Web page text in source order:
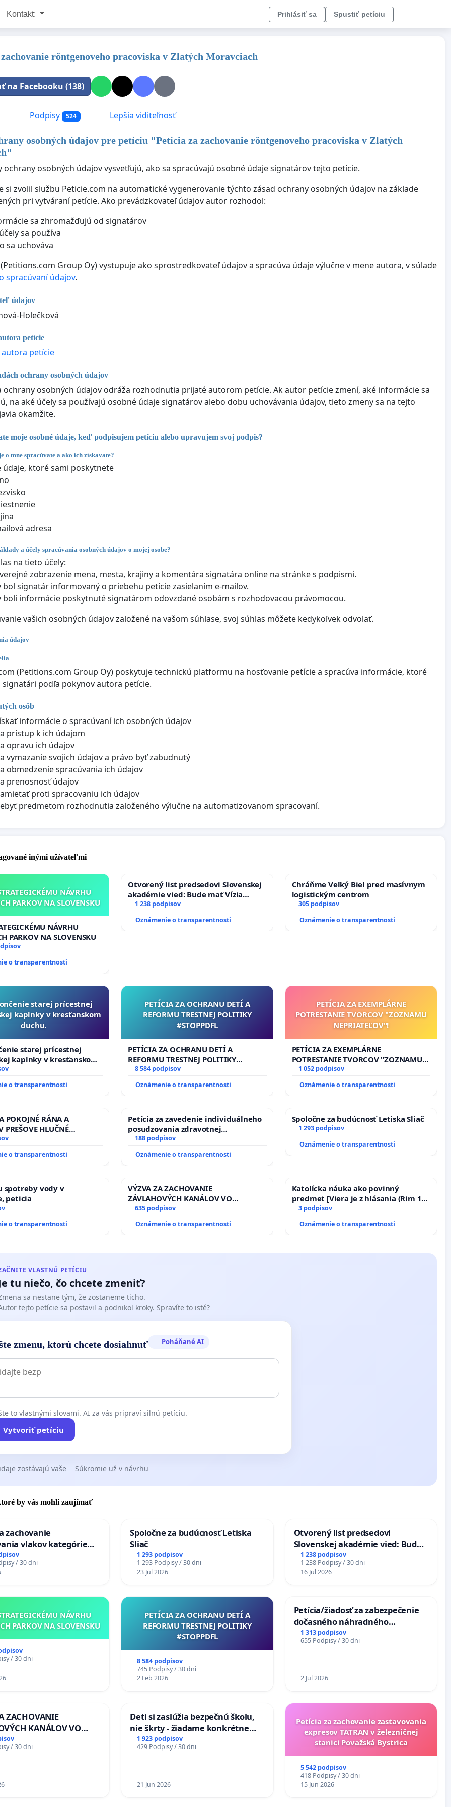
Kontakt: Prihlásiť sa Spustiť petíciu
röntgenoveho pracoviska v Zlatých Moravciach
na Facebooku (138)
Podpisy 524 Lepšia viditeľnosť
osobných údajov pre petíciu "Petícia za zachovanie röntgenoveho pracoviska v Zlatých
"
ochrany osobných údajov vysvetľujú, ako sa spracúvajú osobné údaje signatárov tejto petície.
si zvolil službu Peticie.com na automatické vygenerovanie týchto zásad ochrany osobných údajov na základe
pri vytváraní petície. Ako prevádzkovateľ údajov autor rozhodol:
sa zhromažďujú od signatárov
sa používa
sa uchováva
Group Oy) vystupuje ako sprostredkovateľ údajov a spracúva údaje výlučne v mene autora, v súlade
spracúvaní údajov.
údajov
Holečková
petície
petície
ochrany osobných údajov
ochrany osobných údajov odráža rozhodnutia prijaté autorom petície. Ak autor petície zmení, aké informácie sa
na aké účely sa používajú osobné údaje signatárov alebo dobu uchovávania údajov, tieto zmeny sa na tejto
okamžite.
moje osobné údaje, keď podpisujem petíciu alebo upravujem svoj podpis?
o mne spracúvate a ako ich získavate?
údaje, ktoré sami poskytnete
adresa
a účely spracúvania osobných údajov o mojej osobe?
na tieto účely:
zobrazenie mena, mesta, krajiny a komentára signatára online na stránke s podpismi.
bol signatár informovaný o priebehu petície zasielaním e-mailov.
boli informácie poskytnuté signatárom odovzdané osobám s rozhodovacou právomocou.
vašich osobných údajov založené na vašom súhlase, svoj súhlas môžete kedykoľvek odvolať.
údajov
(Petitions.com Group Oy) poskytuje technickú platformu na hosťovanie petície a spracúva informácie, ktoré
signatári podľa pokynov autora petície.
osôb
informácie o spracúvaní ich osobných údajov
prístup k ich údajom
opravu ich údajov
vymazanie svojich údajov a právo byť zabudnutý
obmedzenie spracúvania ich údajov
prenosnosť údajov
proti spracovaniu ich údajov
predmetom rozhodnutia založeného výlučne na automatizovanom spracovaní.
inými užívateľmi
NÁVRHU
PARKOV NA SLOVENSKU
NÁVRHU
PARKOV NA SLOVENSKU
o transparentnosti
Otvorený list predsedovi Slovenskej
akadémie vied: Bude mať Vízia
Slovenska 2040 mravnú chrbticu?
1 238 podpisov
Oznámenie o transparentnosti
Chráňme Veľký Biel pred masívnym
logistickým centrom
305 podpisov
Oznámenie o transparentnosti
starej prícestnej
kaplnky v kresťanskom
duchu.
starej prícestnej
kaplnky v kresťanskom
o transparentnosti
PETÍCIA ZA OCHRANU DETÍ A
REFORMU TRESTNEJ POLITIKY
#STOPPDFL
PETÍCIA ZA OCHRANU DETÍ A
REFORMU TRESTNEJ POLITIKY
#STOPPDFL
8 584 podpisov
Oznámenie o transparentnosti
PETÍCIA ZA EXEMPLÁRNE
POTRESTANIE TVORCOV "ZOZNAMU
NEPRIATEĽOV"!
PETÍCIA ZA EXEMPLÁRNE
POTRESTANIE TVORCOV "ZOZNAMU
NEPRIATEĽOV"!
1 052 podpisov
Oznámenie o transparentnosti
POKOJNÉ RÁNA A
PREŠOVE HLUČNÉ
PRÁCE V SOBOTU LEN OD
8.00 – 18.00 HOD. A
o transparentnosti
Petícia za zavedenie individuálneho
posudzovania zdravotnej
spôsobilosti osôb s diabetom 1. a 2.
zboru SR
188 podpisov
Oznámenie o transparentnosti
Spoločne za budúcnosť Letiska Sliač
1 293 podpisov
Oznámenie o transparentnosti
spotreby vody v
peticia
o transparentnosti
VÝZVA ZA ZACHOVANIE
ZÁVLAHOVÝCH KANÁLOV VO
VÝLUČNOM VLASTNÍCTVE A POD
& žiadosť na riešenie zanedbaného
635 podpisov
Oznámenie o transparentnosti
Katolícka náuka ako povinný
predmet [Viera je z hlásania (Rim 10,
17)]
3 podpisov
Oznámenie o transparentnosti
VLASTNÚ PETÍCIU
tu niečo, čo chcete zmeniť?
sa nestane tým, že zostaneme ticho.
tejto petície sa postavil a podnikol kroky. Spravíte to isté?
zmenu, ktorú chcete dosiahnuť Poháňané AI
to vlastnými slovami. AI za vás pripraví silnú petíciu.
Vytvoriť petíciu
zostávajú vaše Súkromie už v návrhu
by vás mohli zaujímať
zachovanie
vlakov kategórie
TATRAN v železničnej
/ 30 dni
Spoločne za budúcnosť Letiska
Sliač
1 293 podpisov
1 293 Podpisy / 30 dni
23 Jul 2026
Otvorený list predsedovi
Slovenskej akadémie vied: Bude
mať Vízia Slovenska 2040 mravnú
chrbticu?
1 238 podpisov
1 238 Podpisy / 30 dni
16 Jul 2026
NÁVRHU
PARKOV NA SLOVENSKU
/ 30 dni
PETÍCIA ZA OCHRANU DETÍ A
REFORMU TRESTNEJ POLITIKY
#STOPPDFL
8 584 podpisov
745 Podpisy / 30 dni
2 Feb 2026
Petícia/žiadosť za zabezpečenie
dočasného náhradného
premostenia Váhu počas úplnej
uzávery Vážskeho mosta v
1 313 podpisov
655 Podpisy / 30 dni
2 Jul 2026
ZACHOVANIE
KANÁLOV VO
VLASTNÍCTVE A POD
SLOVENSKEJ
kanálov na
/ 30 dni
Deti si zaslúžia bezpečnú školu,
nie škrty - žiadame konkrétne
opatrenia na zlepšenie situácie v
školstve
1 923 podpisov
429 Podpisy / 30 dni
21 Jun 2026
Petícia za zachovanie zastavovania
expresov TATRAN v železničnej
stanici Považská Bystrica
5 542 podpisov
418 Podpisy / 30 dni
15 Jun 2026